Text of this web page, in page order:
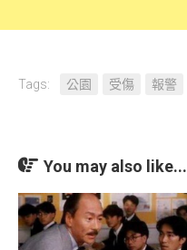
Tags: 公園 受傷 報警
You may also like...